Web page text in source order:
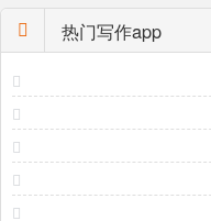
热门写作app